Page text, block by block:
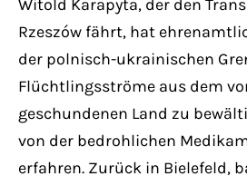
Aenean commodo ligula
massa. Cum sociis natoque
magnis dis parturient
ridiculus mus. Donec quam
nec.
Witold Karapyta, der den
Rzeszów fährt, hat
der polnisch-ukrainischen
Flüchtlingsströme aus dem
geschundenen Land zu
von der bedrohlichen
erfahren. Zurück in Bielefeld,